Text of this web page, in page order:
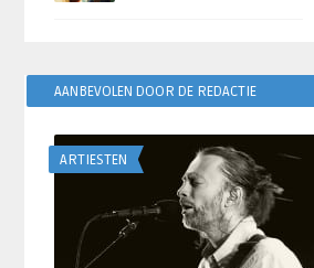
AANBEVOLEN DOOR DE REDACTIE
ARTIESTEN